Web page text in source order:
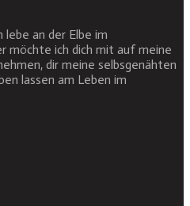
an der Elbe im
möchte ich dich mit auf meine
dir meine selbsgenähten
lassen am Leben im